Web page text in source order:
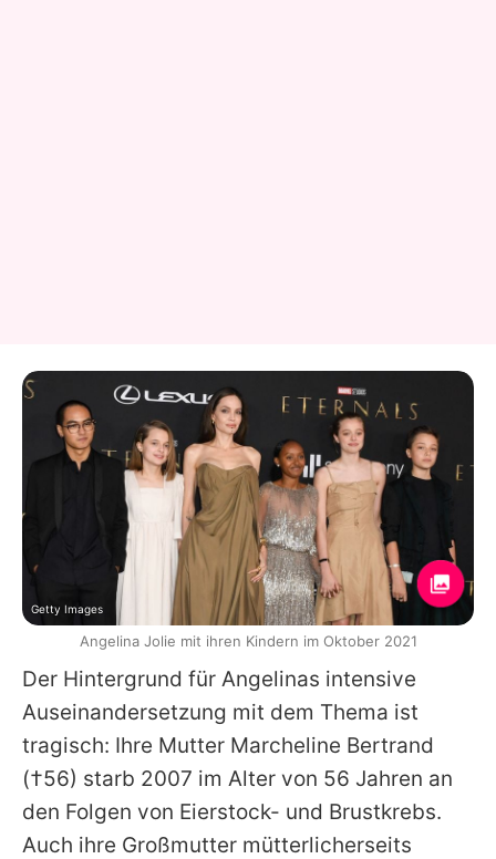
Der Hintergrund für Angelinas intensive
Auseinandersetzung mit dem Thema ist
tragisch: Ihre Mutter Marcheline Bertrand
(†56) starb 2007 im Alter von 56 Jahren an
den Folgen von Eierstock- und Brustkrebs.
Auch ihre Großmutter mütterlicherseits
Getty Images
Angelina Jolie mit ihren Kindern im Oktober 2021